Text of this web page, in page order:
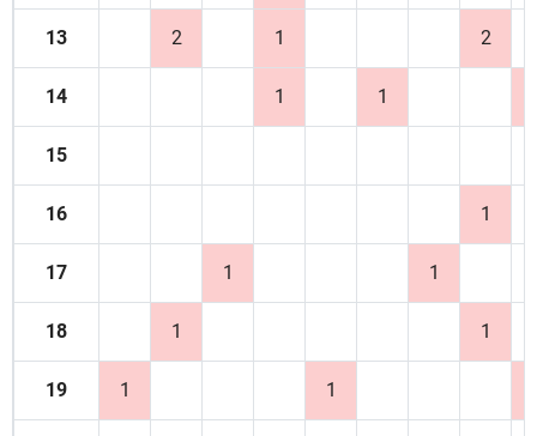
13 2 1 2
14 1 1
15
16 1
17 1 1
18 1 1
19 1 1